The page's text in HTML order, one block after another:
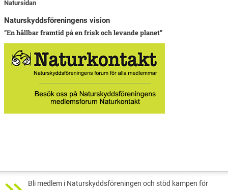
Natursidan
Naturskyddsföreningens vision
”En hållbar framtid på en frisk och levande planet”
Bli medlem i Naturskyddsföreningen och stöd kampen för